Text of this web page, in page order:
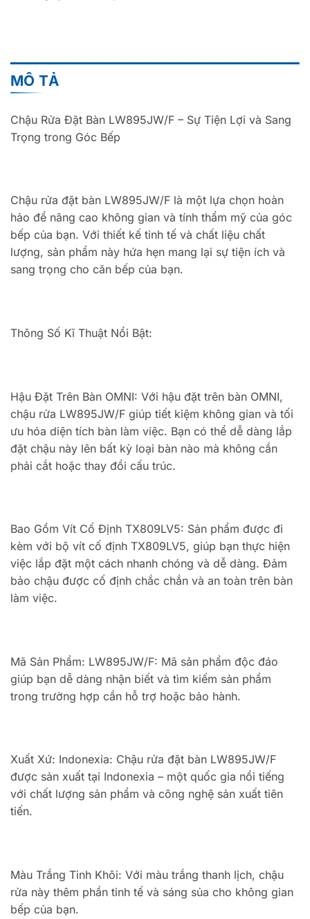
MÔ TẢ
Chậu Rửa Đặt Bàn LW895JW/F – Sự Tiện Lợi và Sang
Trọng trong Góc Bếp
Chậu rửa đặt bàn LW895JW/F là một lựa chọn hoàn
hảo để nâng cao không gian và tính thẩm mỹ của góc
bếp của bạn. Với thiết kế tinh tế và chất liệu chất
lượng, sản phẩm này hứa hẹn mang lại sự tiện ích và
sang trọng cho căn bếp của bạn.
Thông Số Kĩ Thuật Nổi Bật:
Hậu Đặt Trên Bàn OMNI: Với hậu đặt trên bàn OMNI,
chậu rửa LW895JW/F giúp tiết kiệm không gian và tối
ưu hóa diện tích bàn làm việc. Bạn có thể dễ dàng lắp
đặt chậu này lên bất kỳ loại bàn nào mà không cần
phải cắt hoặc thay đổi cấu trúc.
Bao Gồm Vít Cố Định TX809LV5: Sản phẩm được đi
kèm với bộ vít cố định TX809LV5, giúp bạn thực hiện
việc lắp đặt một cách nhanh chóng và dễ dàng. Đảm
bảo chậu được cố định chắc chắn và an toàn trên bàn
làm việc.
Mã Sản Phẩm: LW895JW/F: Mã sản phẩm độc đáo
giúp bạn dễ dàng nhận biết và tìm kiếm sản phẩm
trong trường hợp cần hỗ trợ hoặc bảo hành.
Xuất Xứ: Indonexia: Chậu rửa đặt bàn LW895JW/F
được sản xuất tại Indonexia – một quốc gia nổi tiếng
với chất lượng sản phẩm và công nghệ sản xuất tiên
tiến.
Màu Trắng Tinh Khôi: Với màu trắng thanh lịch, chậu
rửa này thêm phần tinh tế và sáng sủa cho không gian
bếp của bạn.